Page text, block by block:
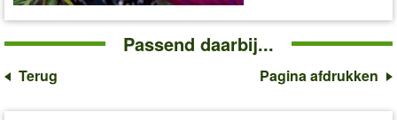
Passend daarbij...
Terug Pagina afdrukken